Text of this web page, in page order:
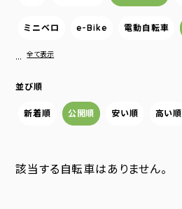
ミニベロ e-Bike 電動自転車
… 全て表示
並び順
新着順 公開順 安い順 高い順
該当する自転車はありません。